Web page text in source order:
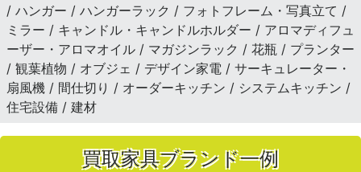
/ ハンガー / ハンガーラック / フォトフレーム・写真立て /
ミラー / キャンドル・キャンドルホルダー / アロマディフュ
ーザー・アロマオイル / マガジンラック / 花瓶 / プランター
/ 観葉植物 / オブジェ / デザイン家電 / サーキュレーター・
扇風機 / 間仕切り / オーダーキッチン / システムキッチン /
住宅設備 / 建材
買取家具ブランド一例